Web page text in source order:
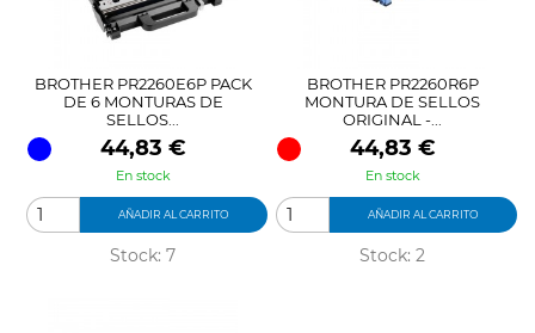
BROTHER PR2260E6P PACK
DE 6 MONTURAS DE
SELLOS...
Precio
44,83 €
En stock
AÑADIR AL CARRITO
Stock: 7
BROTHER PR2260R6P
MONTURA DE SELLOS
ORIGINAL -...
Precio
44,83 €
En stock
AÑADIR AL CARRITO
Stock: 2